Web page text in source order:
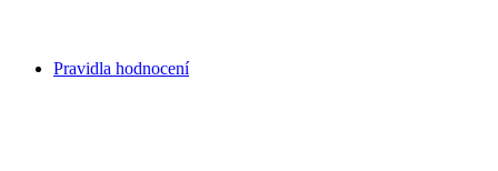
Pravidla hodnocení